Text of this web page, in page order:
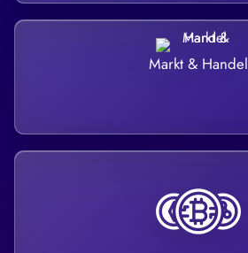
Markt & Handel